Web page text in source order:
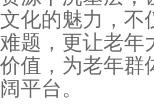
文化的魅力，不
难题，更让老年
价值，为老年群
阔平台。